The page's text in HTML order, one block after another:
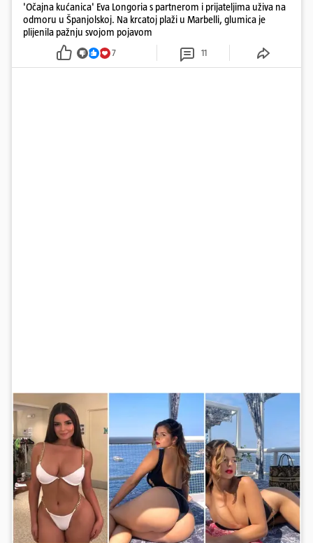
'Očajna kućanica' Eva Longoria s partnerom i prijateljima uživa na
odmoru u Španjolskoj. Na krcatoj plaži u Marbelli, glumica je
plijenila pažnju svojom pojavom
7 11